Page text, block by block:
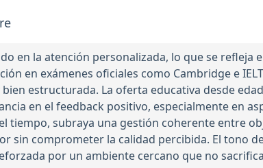
en la atención personalizada, lo que se refleja
en exámenes oficiales como Cambridge e
estructurada. La oferta educativa desde
en el feedback positivo, especialmente en
subraya una gestión coherente entre
sin comprometer la calidad percibida. El tono
por un ambiente cercano que no